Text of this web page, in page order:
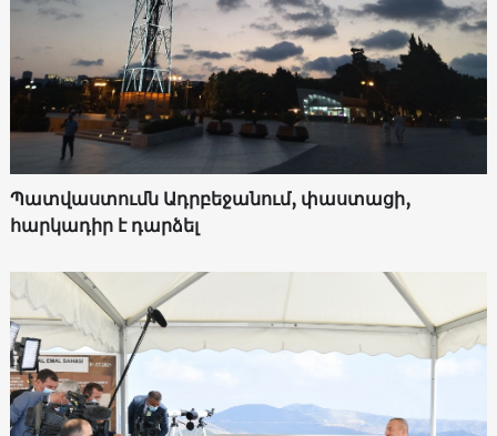
Պատվաստումն Ադրբեջանում, փաստացի,
հարկադիր է դարձել